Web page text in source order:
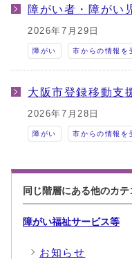
障がい者・障がい
2026年7月29日
障がい 市からの情報を
大阪市登録移動支
2026年7月28日
障がい 市からの情報を
同じ階層にある他のカテ
障がい福祉サービス等
お知らせ